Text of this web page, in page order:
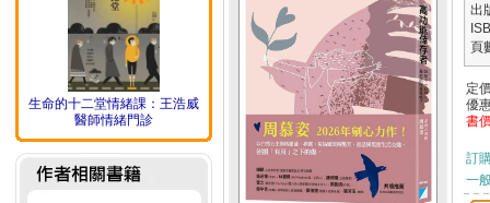
生命的十二堂情緒課：王浩威
醫師情緒門診
出
頁
定
優
書
訂
一